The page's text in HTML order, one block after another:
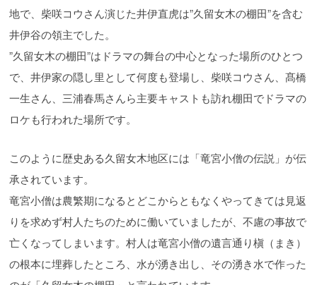
地で、柴咲コウさん演じた井伊直虎は”久留女木の棚田”を含む
井伊谷の領主でした。
”久留女木の棚田”はドラマの舞台の中心となった場所のひとつ
で、井伊家の隠し里として何度も登場し、柴咲コウさん、髙橋
一生さん、三浦春馬さんら主要キャストも訪れ棚田でドラマの
ロケも行われた場所です。
このように歴史ある久留女木地区には「竜宮小僧の伝説」が伝
承されています。
竜宮小僧は農繁期になるとどこからともなくやってきては見返
りを求めず村人たちのために働いていましたが、不慮の事故で
亡くなってしまいます。村人は竜宮小僧の遺言通り槇（まき）
の根本に埋葬したところ、水が湧き出し、その湧き水で作った